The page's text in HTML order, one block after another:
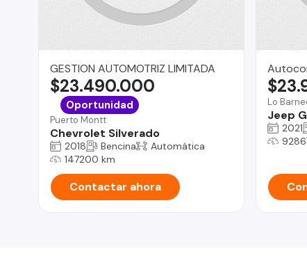
GESTION AUTOMOTRIZ LIMITADA
Puerto Montt
Chevrolet Silverado
$23.490.000
Oportunidad
2018 Bencina
Automática
147200 km
Contactar ahora
Lo
Jeep
2021